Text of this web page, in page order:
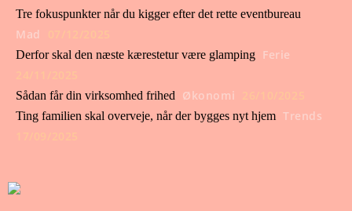
Tre fokuspunkter når du kigger efter det rette eventbureau
Mad
Derfor skal den næste kærestetur være glamping Ferie
Sådan får din virksomhed frihed Økonomi
Ting familien skal overveje, når der bygges nyt hjem Trends